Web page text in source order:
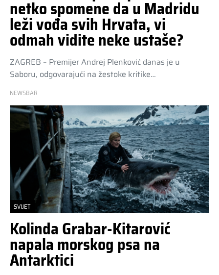
netko spomene da u Madridu
leži vođa svih Hrvata, vi
odmah vidite neke ustaše?
ZAGREB – Premijer Andrej Plenković danas je u
Saboru, odgovarajući na žestoke kritike…
NEWSBAR
SVIJET
Kolinda Grabar-Kitarović
napala morskog psa na
Antarktici